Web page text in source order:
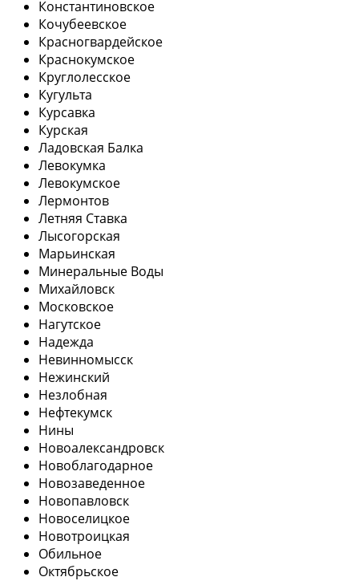
Константиновское
Кочубеевское
Красногвардейское
Краснокумское
Круглолесское
Кугульта
Курсавка
Курская
Ладовская Балка
Левокумка
Левокумское
Лермонтов
Летняя Ставка
Лысогорская
Марьинская
Минеральные Воды
Михайловск
Московское
Нагутское
Надежда
Невинномысск
Нежинский
Незлобная
Нефтекумск
Нины
Новоалександровск
Новоблагодарное
Новозаведенное
Новопавловск
Новоселицкое
Новотроицкая
Обильное
Октябрьское